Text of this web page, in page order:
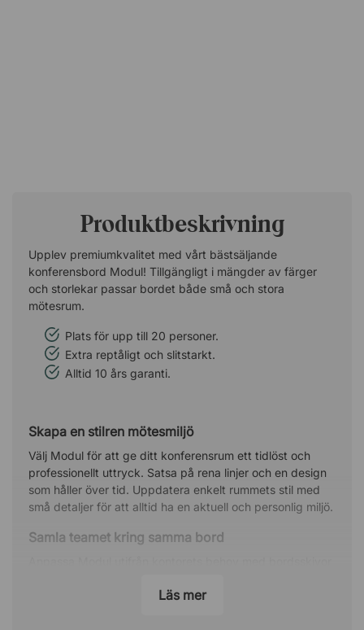
Produktbeskrivning
Upplev premiumkvalitet med vårt bästsäljande
konferensbord Modul! Tillgängligt i mängder av färger
och storlekar passar bordet både små och stora
mötesrum.
Plats för upp till 20 personer.
Extra reptåligt och slitstarkt.
Alltid 10 års garanti.
Skapa en stilren mötesmiljö
Välj Modul för att ge ditt konferensrum ett tidlöst och
professionellt uttryck. Satsa på rena linjer och en design
som håller över tid. Uppdatera enkelt rummets stil med
små detaljer för att alltid ha en aktuell och personlig miljö.
Samla teamet kring samma bord
både små och stora grupper, och låt hela teamet samlas
Läs mer